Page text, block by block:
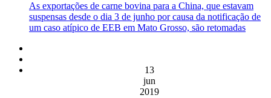
As exportações de carne bovina para a China, que estavam
suspensas desde o dia 3 de junho por causa da notificação de
um caso atípico de EEB em Mato Grosso, são retomadas
13
jun
2019